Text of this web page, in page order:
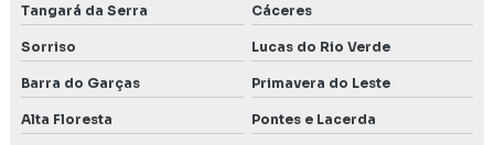
Tangará da Serra Cáceres
Sorriso Lucas do Rio Verde
Barra do Garças Primavera do Leste
Alta Floresta Pontes e Lacerda